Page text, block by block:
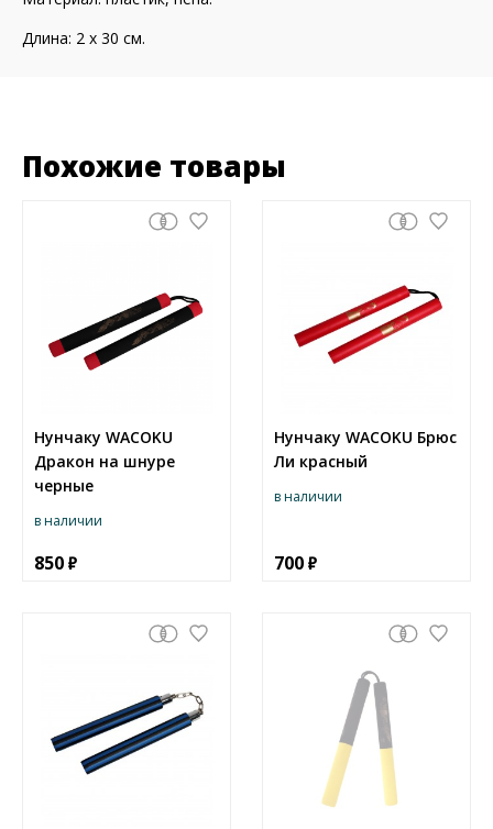
Длина: 2 х 30 см.
Похожие товары
Нунчаку WACOKU
Дракон на шнуре
черные
в наличии
850
Нунчаку WACOKU Брюс
Ли красный
в наличии
700